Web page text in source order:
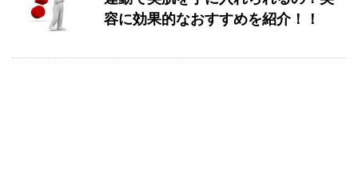
容に効果的なおすすめを紹介！！